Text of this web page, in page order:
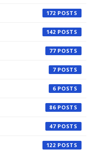
172
142
77
7
6
86
47
122